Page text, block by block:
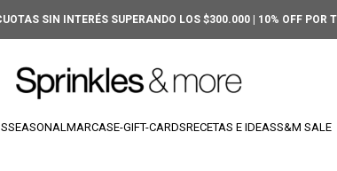
SIN INTERÉS SUPERANDO LOS $300.000 | 10% OFF POR
SEASONALMARCASE-GIFT-CARDSRECETAS E IDEASS&M SALE